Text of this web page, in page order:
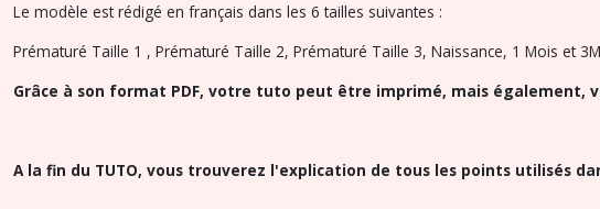
Le modèle est rédigé en français dans les 6 tailles suivantes :
Prématuré Taille 1 , Prématuré Taille 2, Prématuré Taille 3, Naissance, 1 Mois et
Grâce à son format PDF, votre tuto peut être imprimé, mais
A la fin du TUTO, vous trouverez l'explication de tous les points utilisés